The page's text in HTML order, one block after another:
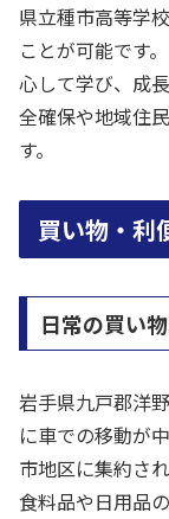
県立種市高等学
ことが可能です
心して学び、成
全確保や地域住
す。
買い物・利
日常の買い
岩手県九戸郡洋
に車での移動が
市地区に集約さ
食料品や日用品